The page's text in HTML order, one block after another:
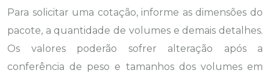
Para solicitar uma cotação, informe as dimensões do
pacote, a quantidade de volumes e demais detalhes.
Os valores poderão sofrer alteração após a
conferência de peso e tamanhos dos volumes em